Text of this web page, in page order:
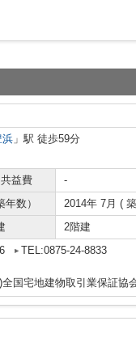
浜 」駅 徒歩59分
益費
-
数）
2014年 7月 (
2階建
TEL:0875-24-8833
国宅地建物取引業保証協